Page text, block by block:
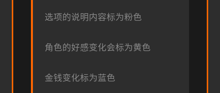
选项的说明内容标为粉色
角色的好感变化会标为黄色
金钱变化标为蓝色